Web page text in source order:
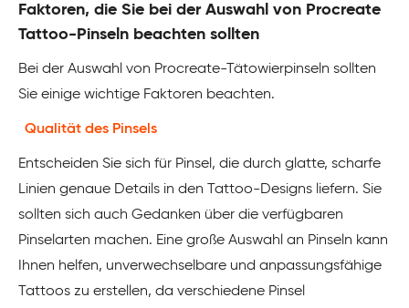
Faktoren, die Sie bei der Auswahl von Procreate
Tattoo-Pinseln beachten sollten
Bei der Auswahl von Procreate-Tätowierpinseln sollten
Sie einige wichtige Faktoren beachten.
Qualität des Pinsels
Entscheiden Sie sich für Pinsel, die durch glatte, scharfe
Linien genaue Details in den Tattoo-Designs liefern. Sie
sollten sich auch Gedanken über die verfügbaren
Pinselarten machen. Eine große Auswahl an Pinseln kann
Ihnen helfen, unverwechselbare und anpassungsfähige
Tattoos zu erstellen, da verschiedene Pinsel